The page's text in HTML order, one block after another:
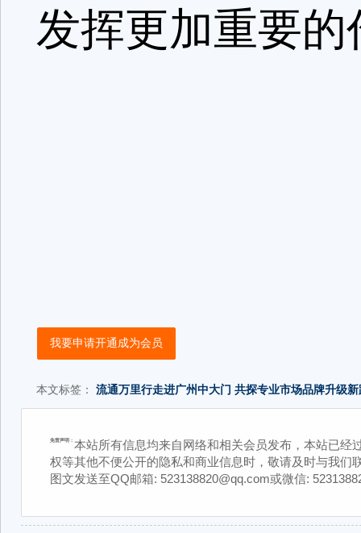
发挥更加重要的
我要申请开通成为会员
本文标签： 流通万里行走进广州中大门 共探专业市场品牌升级新
免责声明： 本站所有信息均来自网络和相关会员发布，本站已经
权等其他不便公开的隐私和商业信息时，敬请及时与我
图文发送至QQ邮箱: 523138820@qq.com或微信: